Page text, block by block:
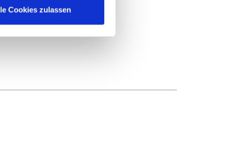
Cookies zulassen